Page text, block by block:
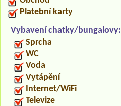
Platební karty
Vybavení chatky/bungalovy:
Sprcha
WC
Voda
Vytápění
Internet/WiFi
Televize